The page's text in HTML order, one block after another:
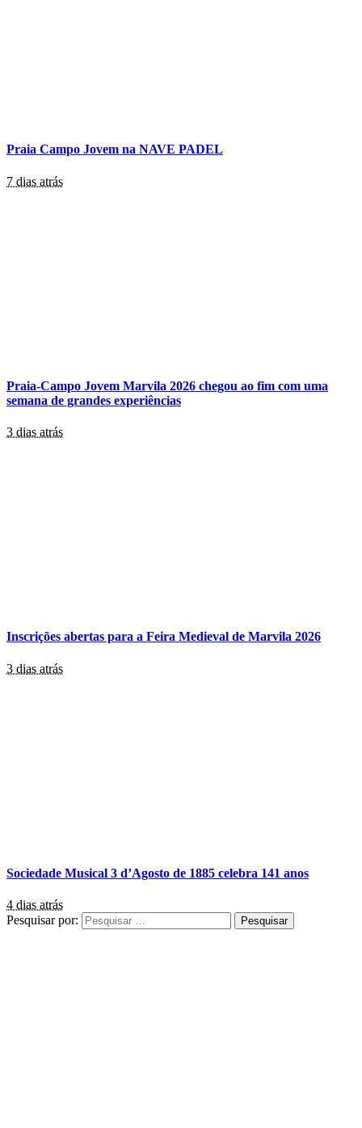
Praia Campo Jovem na NAVE PADEL
7 dias atrás
Praia-Campo Jovem Marvila 2026 chegou ao fim com uma
semana de grandes experiências
3 dias atrás
Inscrições abertas para a Feira Medieval de Marvila 2026
3 dias atrás
Sociedade Musical 3 d’Agosto de 1885 celebra 141 anos
4 dias atrás
Pesquisar por: